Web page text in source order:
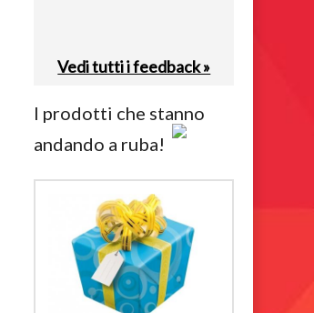
Vedi tutti i feedback »
I prodotti che stanno
andando a ruba!